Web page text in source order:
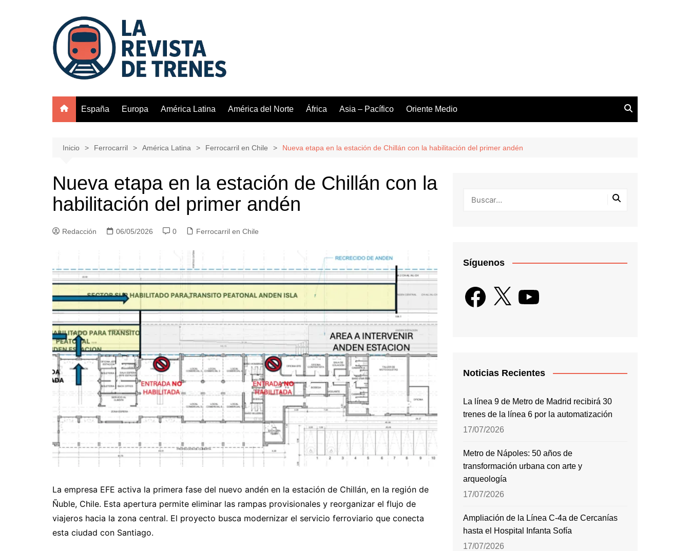
España Europa América Latina América del Norte África Asia – Pacífico Oriente Medio
Inicio Ferrocarril América Latina Ferrocarril en Chile Nueva etapa en la estación de Chillán con la habilitación del primer andén
Nueva etapa en la estación de Chillán con la
habilitación del primer andén
Redacción 06/05/2026 0 Ferrocarril en Chile
La empresa EFE activa la primera fase del nuevo andén en la estación de Chillán, en la región de
Ñuble, Chile. Esta apertura permite eliminar las rampas provisionales y reorganizar el flujo de
viajeros hacia la zona central. El proyecto busca modernizar el servicio ferroviario que conecta
esta ciudad con Santiago.
Síguenos
Facebook
X YouTube
Noticias Recientes
La línea 9 de Metro de Madrid recibirá 30
trenes de la línea 6 por la automatización
17/07/2026
Metro de Nápoles: 50 años de
transformación urbana con arte y
arqueología
17/07/2026
Ampliación de la Línea C-4a de Cercanías
hasta el Hospital Infanta Sofía
17/07/2026